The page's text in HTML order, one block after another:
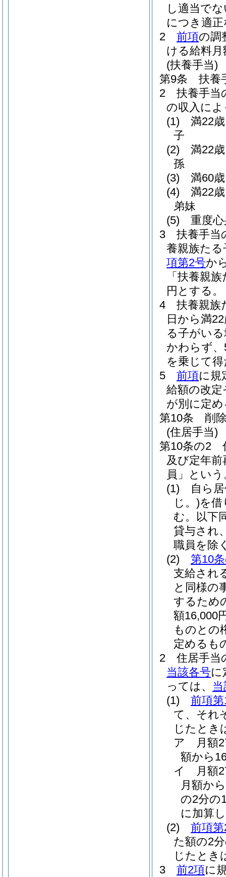
し適当で
につき適
2
前項の調
ける給料
(扶養手当)
第9条
扶養
2
扶養手当
の収入に
(1)
満22
子
(2)
満22
孫
(3)
満60
(4)
満22
弟妹
(5)
重度
3
扶養手当
養親族た
項第2号か
「扶養親
円とする。
4
扶養親族
日から満
る子がい
かわらず
を乗じて
5
前項に規
給額の改
が別に定
第10条
削
(住居手当)
第10条の2
及び定年前
員」という
(1)
自ら
じ。)を借
む。以下
貸与され
職員を除
(2)
第10
支給され
と同様の
するため
額16,000
ものとの
定めるも
2
住居手当
当該各号に
っては、
(1)
前項
て、それ
じたとき
ア
月額
額から
イ
月額
月額か
の2分の
に加算
(2)
前項
た額の2
じたとき
3
前2項に